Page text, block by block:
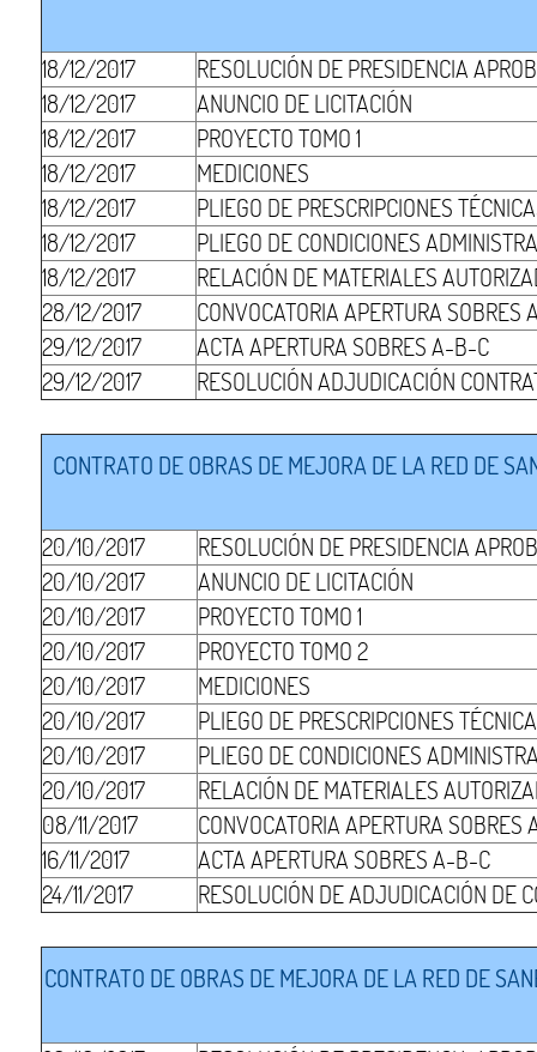
18/12/2017
RESOLUCIÓN DE PRESIDENCIA
18/12/2017
ANUNCIO DE LICITACIÓN
18/12/2017
PROYECTO TOMO 1
18/12/2017
MEDICIONES
18/12/2017
PLIEGO DE PRESCRIPCIONES
18/12/2017
PLIEGO DE CONDICIONES
18/12/2017
RELACIÓN DE MATERIALES
28/12/2017
CONVOCATORIA APERTURA SOBRES
29/12/2017
ACTA APERTURA SOBRES A-B-C
29/12/2017
RESOLUCIÓN ADJUDICACIÓN
CONTRATO DE OBRAS DE MEJORA DE LA RED DE
20/10/2017
RESOLUCIÓN DE PRESIDENCIA
20/10/2017
ANUNCIO DE LICITACIÓN
20/10/2017
PROYECTO TOMO 1
20/10/2017
PROYECTO TOMO 2
20/10/2017
MEDICIONES
20/10/2017
PLIEGO DE PRESCRIPCIONES
20/10/2017
PLIEGO DE CONDICIONES
20/10/2017
RELACIÓN DE MATERIALES
08/11/2017
CONVOCATORIA APERTURA
16/11/2017
ACTA APERTURA SOBRES A-B-C
24/11/2017
RESOLUCIÓN DE ADJUDICACIÓN DE
CONTRATO DE OBRAS DE MEJORA DE LA RED DE